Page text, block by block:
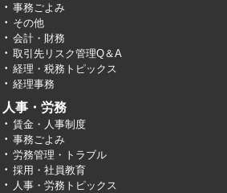
事務ごよみ
その他
会計・財務
取引先リスク管理Q＆A
経理・税務トピックス
経理事務
人事・労務
賃金・人事制度
事務ごよみ
労務管理・トラブル
採用・社員教育
人事・労務トピックス